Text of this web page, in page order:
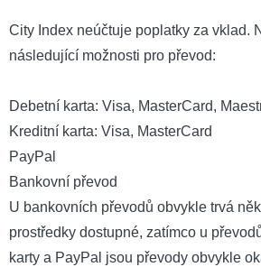
City Index neúčtuje poplatky za vklad.
následující možnosti pro převod:
Debetní karta: Visa, MasterCard,
Kreditní karta: Visa, MasterCard
PayPal
Bankovní převod
U bankovních převodů obvykle trvá
prostředky dostupné, zatímco u
karty a PayPal jsou převody obvykle